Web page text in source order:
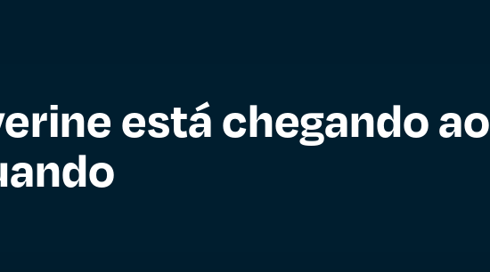
está chegando ao